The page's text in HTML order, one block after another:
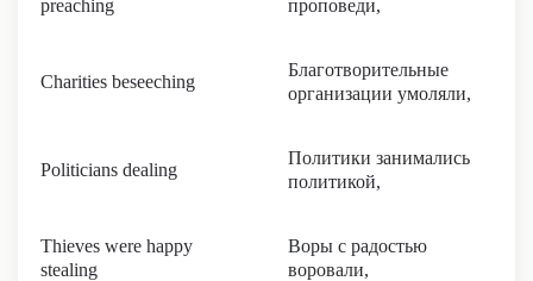
preaching
проповеди,
Charities beseeching
Благотворительные
организации умоляли,
Politicians dealing
Политики занимались
политикой,
Thieves were happy
stealing
Воры с радостью
воровали,